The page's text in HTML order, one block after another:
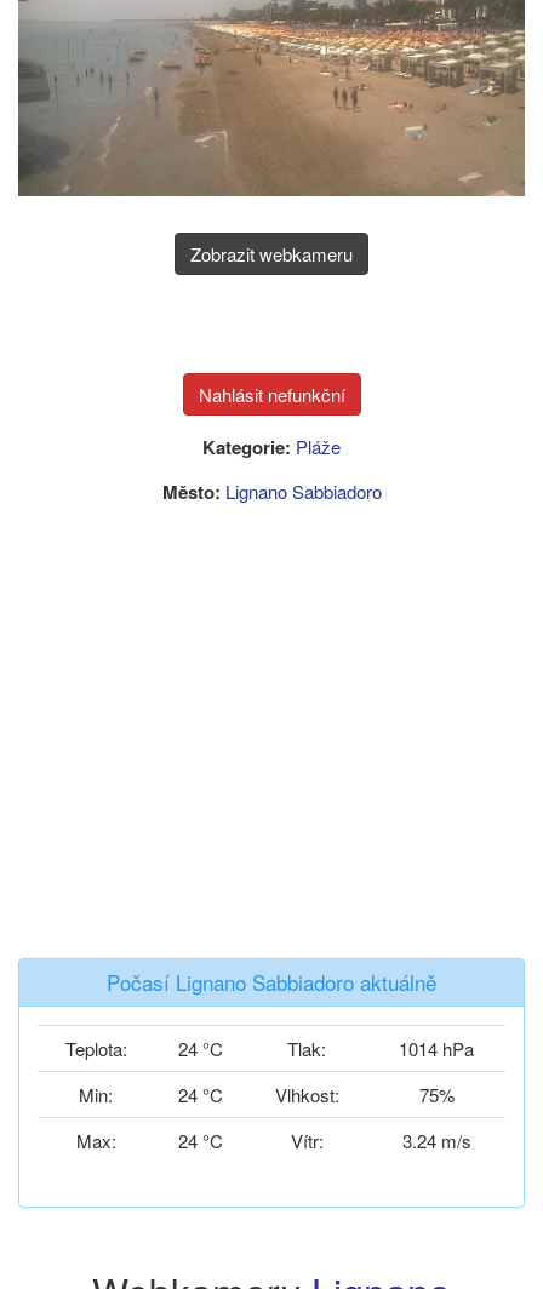
Zobrazit webkameru
Kategorie: Pláže
Město: Lignano Sabbiadoro
Počasí Lignano Sabbiadoro aktuálně
Teplota: 24 °C Tlak:
1014 hPa
Min:
24 °C Vlhkost:
75%
Max:
24 °C Vítr: 3.24 m/s